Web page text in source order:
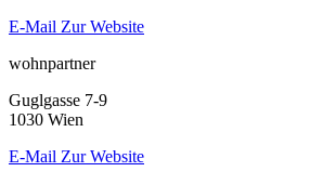
E-Mail Zur Website
wohnpartner
Guglgasse 7-9
1030 Wien
E-Mail Zur Website